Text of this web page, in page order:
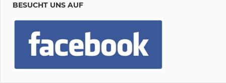
BESUCHT UNS AUF